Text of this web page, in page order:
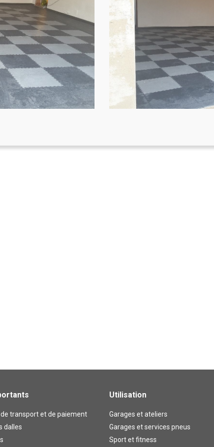
transport et de paiement
dalles
Utilisation
Garages et ateliers
Garages et services pneus
Sport et fitness